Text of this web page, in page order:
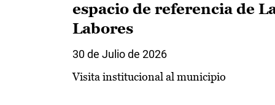
espacio de referencia de
Labores
30 de Julio de 2026
Visita institucional al municipio